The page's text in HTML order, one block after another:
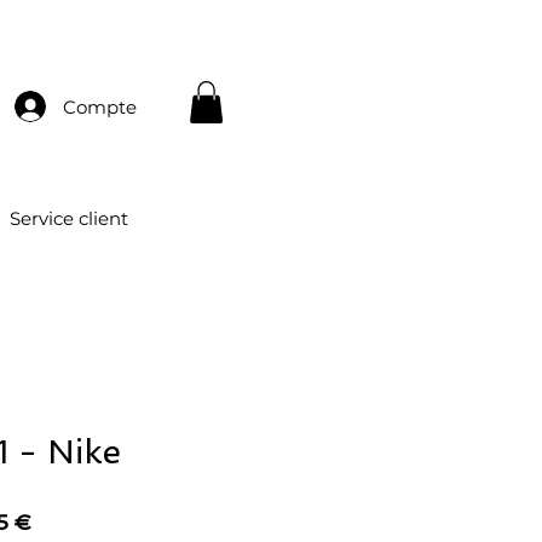
Compte
Service client
- Nike
€Prix